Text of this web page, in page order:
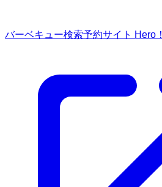
バーベキュー検索予約サイト Hero！